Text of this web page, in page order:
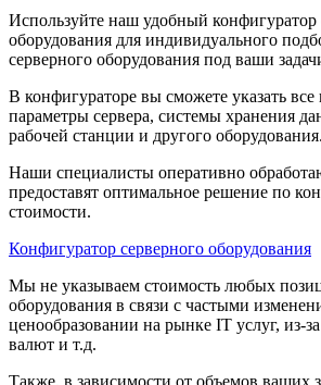
Используйте наш удобный конфигуратор
оборудования для индивидуального
серверного оборудования под ваши
В конфигураторе вы сможете указать
параметры сервера, системы хранения
рабочей станции и другого оборудования.
Наши специалисты оперативно
предоставят оптимальное решение по
стоимости.
Конфигуратор серверного оборудования
Мы не указываем стоимость любых
оборудования в связи с частыми
ценообразовании на рынке IT услуг, из-
валют и т.д.
Также, в зависимости от объемов ваших